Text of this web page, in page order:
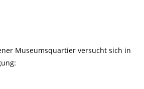
Museumsquartier versucht sich in